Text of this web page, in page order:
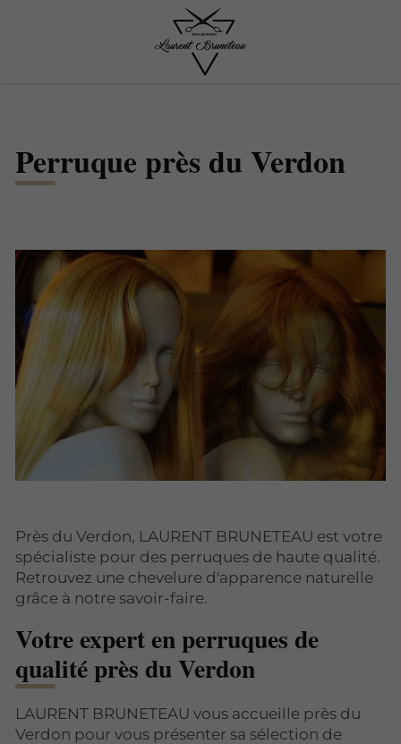
Perruque près du Verdon
Près du Verdon, LAURENT BRUNETEAU est votre
spécialiste pour des perruques de haute qualité.
Retrouvez une chevelure d'apparence naturelle
grâce à notre savoir-faire.
Votre expert en perruques de
qualité près du Verdon
LAURENT BRUNETEAU vous accueille près du
Verdon pour vous présenter sa sélection de